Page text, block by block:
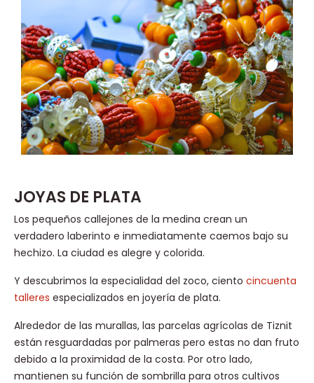
JOYAS DE PLATA
Los pequeños callejones de la medina crean un
verdadero laberinto e inmediatamente caemos bajo su
hechizo. La ciudad es alegre y colorida.
Y descubrimos la especialidad del zoco, ciento cincuenta
talleres especializados en joyería de plata.
Alrededor de las murallas, las parcelas agrícolas de Tiznit
están resguardadas por palmeras pero estas no dan fruto
debido a la proximidad de la costa. Por otro lado,
mantienen su función de sombrilla para otros cultivos